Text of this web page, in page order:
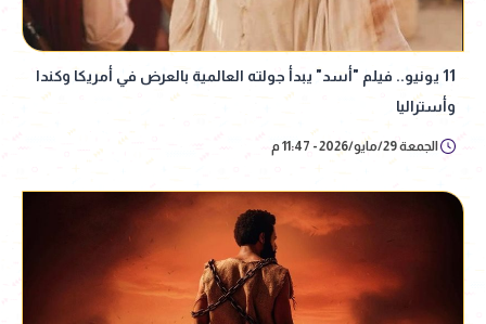
11 يونيو.. فيلم "أسد" يبدأ جولته العالمية بالعرض في أمريكا وكندا
وأستراليا
الجمعة 29/مايو/2026 - 11:47 م